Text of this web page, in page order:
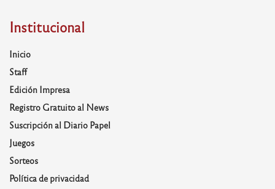
Institucional
Inicio
Staff
Edición Impresa
Registro Gratuito al News
Suscripción al Diario Papel
Juegos
Sorteos
Política de privacidad